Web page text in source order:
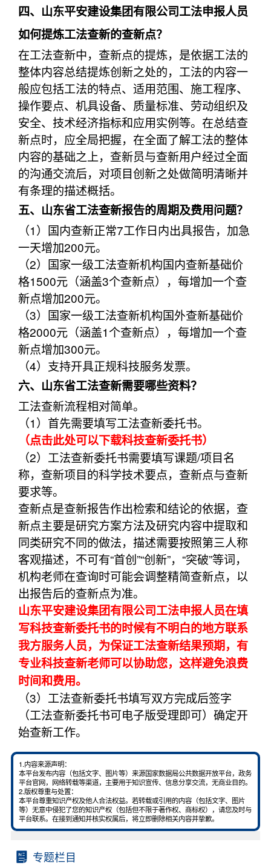
四、山东平安建设集团有限公司工法申报人员
如何提炼工法查新的查新点？
在工法查新中，查新点的提炼，是依据工法的
整体内容总结提炼创新之处的，工法的内容一
般应包括工法的特点、适用范围、施工程序、
操作要点、机具设备、质量标准、劳动组织及
安全、技术经济指标和应用实例等。在总结查
新点时，应全局把握，在全面了解工法的整体
内容的基础之上，查新员与查新用户经过全面
的沟通交流后，对项目创新之处做简明清晰并
有条理的描述概括。
五、山东省工法查新报告的周期及费用问题？
（1）国内查新正常7工作日内出具报告，加急
一天增加200元。
（2）国家一级工法查新机构国内查新基础价
格1500元（涵盖3个查新点），每增加一个查
新点增加200元。
（3）国家一级工法查新机构国外查新基础价
格2000元（涵盖1个查新点），每增加一个查
新点增加300元。
（4）支持开具正规科技服务发票。
六、山东省工法查新需要哪些资料？
工法查新流程相对简单。
（1）首先需要填写工法查新委托书。
（点击此处可以下载科技查新委托书）
（2）工法查新委托书需要填写课题/项目名
称，查新项目的科学技术要点，查新点与查新
要求等。
查新点是查新报告作出检索和结论的依据，查
新点主要是研究方案方法及研究内容中提取和
同类研究不同的做法，描述需要按照第三人称
客观描述，不可有“首创”“创新”，“突破”等词，
机构老师在查询时可能会调整精简查新点，以
出报告后的查新点为准。
山东平安建设集团有限公司工法申报人员在填
写科技查新委托书的时候有不明白的地方联系
我方服务人员，为保证工法查新结果预期，有
专业科技查新老师可以协助您，这样避免浪费
时间和费用。
（3）工法查新委托书填写双方完成后签字
（工法查新委托书可电子版受理即可）确定开
始查新工作。
1.内容来源声明：
本平台发布内容（包括文字、图片等）来源国家数据局公共数据开放平台，政务
平台官网，网络转载等渠道，主要用于知识宣传、信息分享交流，无商业目的。
2.版权尊重与处置：
本平台尊重知识产权及他人合法权益。若转载或引用的内容（包括文字、图片
等）无意中侵犯了您的知识产权（包括但不限于著作权、商标权），请您及时与
平台联系。在接到通知并核实权属后，将立即删除相关内容并挚歉。
专题栏目